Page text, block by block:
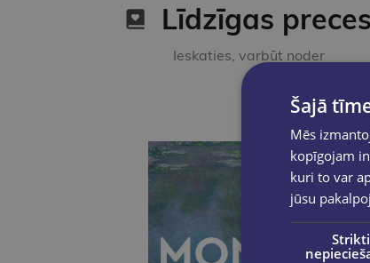
Līdzīgas preces
Ieskaties, varbūt noder
Šajā
Mēs
kopīgojam
kuri to var
jūsu
Strikti